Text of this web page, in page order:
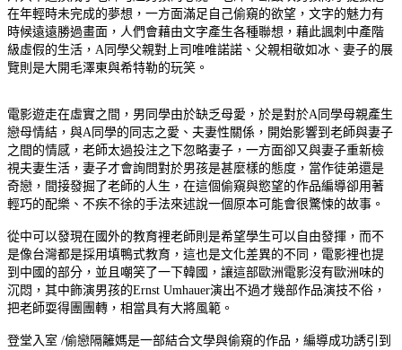
在年輕時未完成的夢想，一方面滿足自己偷窺的欲望，文字的魅力有
時候遠遠勝過畫面，人們會藉由文字產生各種聯想，藉此諷刺中產階
級虛假的生活，A同學父親對上司唯唯諾諾、父親相敬如冰、妻子的展
覽則是大開毛澤東與希特勒的玩笑。
電影遊走在虛實之間，男同學由於缺乏母愛，於是對於A同學母親產生
戀母情結，與A同學的同志之愛、夫妻性關係，開始影響到老師與妻子
之間的情感，老師太過投注之下忽略妻子，一方面卻又與妻子重新檢
視夫妻生活，妻子才會詢問對於男孩是甚麼樣的態度，當作徒弟還是
奇戀，間接發掘了老師的人生，在這個偷窺與慾望的作品編導卻用著
輕巧的配樂、不疾不徐的手法來述說一個原本可能會很驚悚的故事。
從中可以發現在國外的教育裡老師則是希望學生可以自由發揮，而不
是像台灣都是採用填鴨式教育，這也是文化差異的不同，電影裡也提
到中國的部分，並且嘲笑了一下韓國，讓這部歐洲電影沒有歐洲味的
沉悶，其中飾演男孩的Ernst Umhauer演出不過才幾部作品演技不俗，
把老師耍得團團轉，相當具有大將風範。
登堂入室 /偷戀隔籬媽是一部結合文學與偷窺的作品，編導成功誘引到